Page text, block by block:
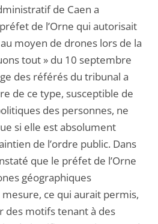
de Caen a
de l’Orne qui autorisait
moyen de drones lors de la
tout » du 10 septembre
des référés du tribunal a
de ce type, susceptible de
des personnes, ne
si elle est absolument
de l’ordre public. Dans
que le préfet de l’Orne
géographiques
ce qui aurait permis,
des motifs tenant à des